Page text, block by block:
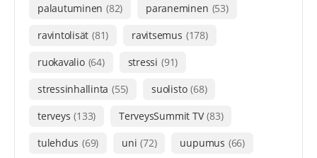
palautuminen (82) paraneminen (53)
ravintolisät (81) ravitsemus (178)
ruokavalio (64) stressi (91)
stressinhallinta (55) suolisto (68)
terveys (133) TerveysSummit TV (83)
tulehdus (69) uni (72) uupumus (66)